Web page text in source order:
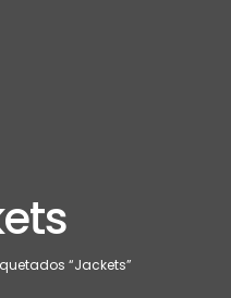
“Jackets”